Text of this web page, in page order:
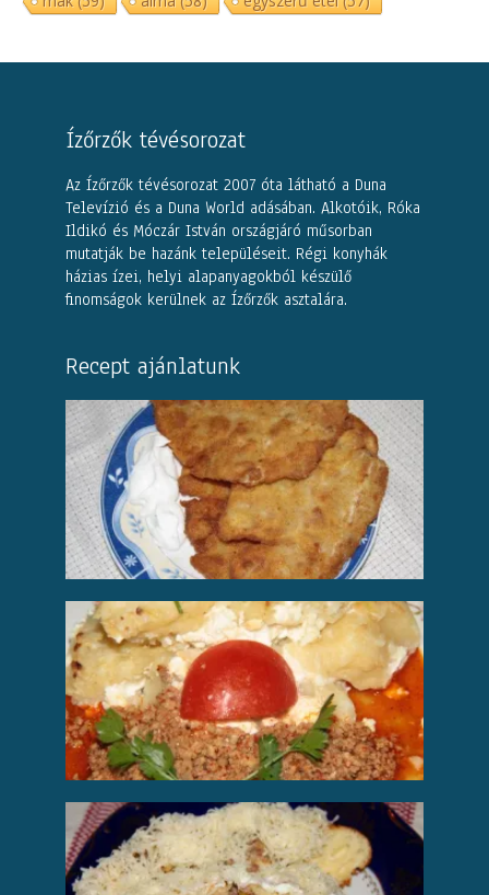
Ízőrzők tévésorozat
Az Ízőrzők tévésorozat 2007 óta látható a Duna
Televízió és a Duna World adásában. Alkotóik, Róka
Ildikó és Móczár István országjáró műsorban
mutatják be hazánk településeit. Régi konyhák
házias ízei, helyi alapanyagokból készülő
finomságok kerülnek az Ízőrzők asztalára.
Recept ajánlatunk